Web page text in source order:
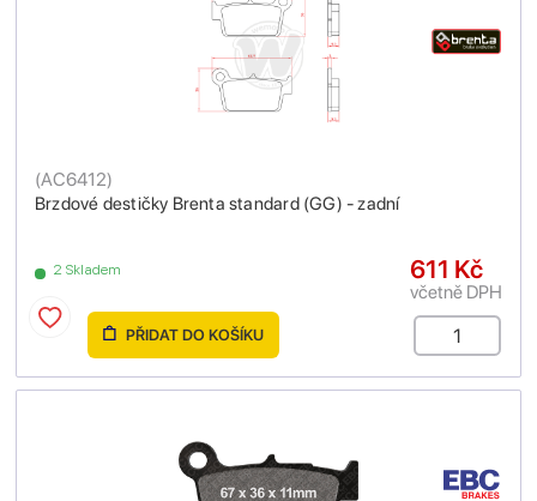
Brzdové destičky Brenta standard (GG) - zadní
(AC6412)
2 Skladem 611 Kč
včetně DPH
PŘIDAT DO KOŠÍKU